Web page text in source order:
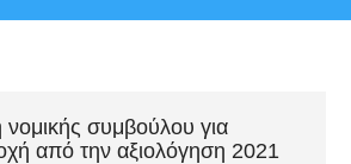
συμβούλου για
από την αξιολόγηση 2021